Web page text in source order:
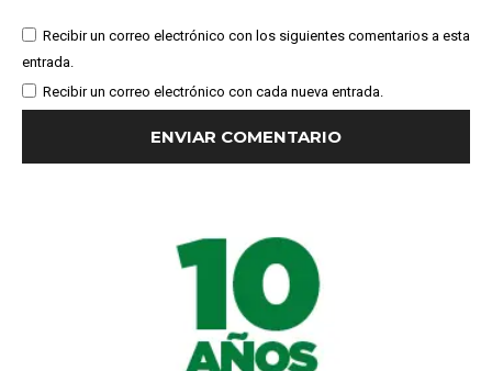
Recibir un correo electrónico con los siguientes comentarios a esta
entrada.
Recibir un correo electrónico con cada nueva entrada.